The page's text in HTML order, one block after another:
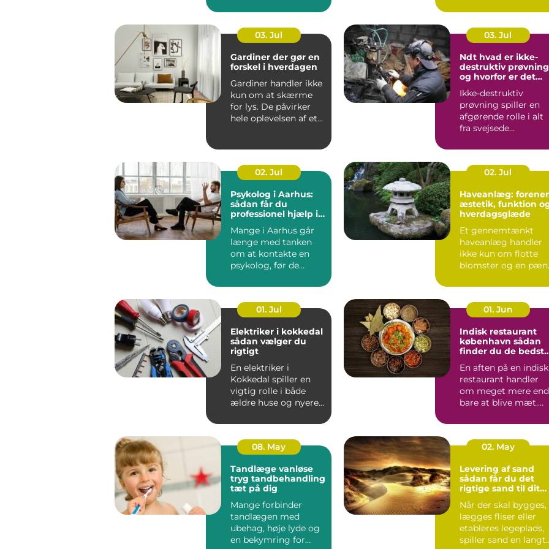
koncentratione...
dy...
03. Jul
Gardiner der gør en
forskel i hverdagen
Gardiner handler ikke
kun om at skærme
for lys. De påvirker
hele oplevelsen af et
03. Jul
Ndt hvad er ikke-
destruktiv
og hvorfor er det
Ikke-destruktiv
prøvning spiller en
afgørende rolle i alt
fra svejsede
rørledninge...
02. Jul
Psykolog i Aarhus:
sådan får du
professionel hjælp i
Mange i Aarhus går
længe med tanken
om at kontakte en
psykolog, før de
02. Jul
Haveanlæg: forener
æstetik, funktion
hverdagsglæde
Et gennemtænkt
haveanlæg handler
ikke kun om flotte
blomster og en pæn
01. Jul
Elektriker i kokkedal
sådan vælger du
rigtigt
En elektriker i
Kokkedal spiller en
vigtig rolle i både
ældre huse og nyere
Elinstallatione...
01. Jun
Indisk restaurant
københavn sådan
finder du de bedste
En aften på en indisk
restaurant handler
om meget mere end
bare at blive mæt.
...
08. May
Tandlæge vanløse
tryg tandbehandling
tæt på dig
Mange forbinder
tandlægen med
ubehag, høje lyde og
en bekymring for
02. May
Levering af sand
sådan får du det
rigtige sand til dit
Når der skal bygges,
lægges fliser eller
etableres legeplads,
spiller sand en langt